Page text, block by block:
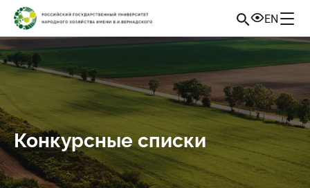
EN
Конкурсные списки